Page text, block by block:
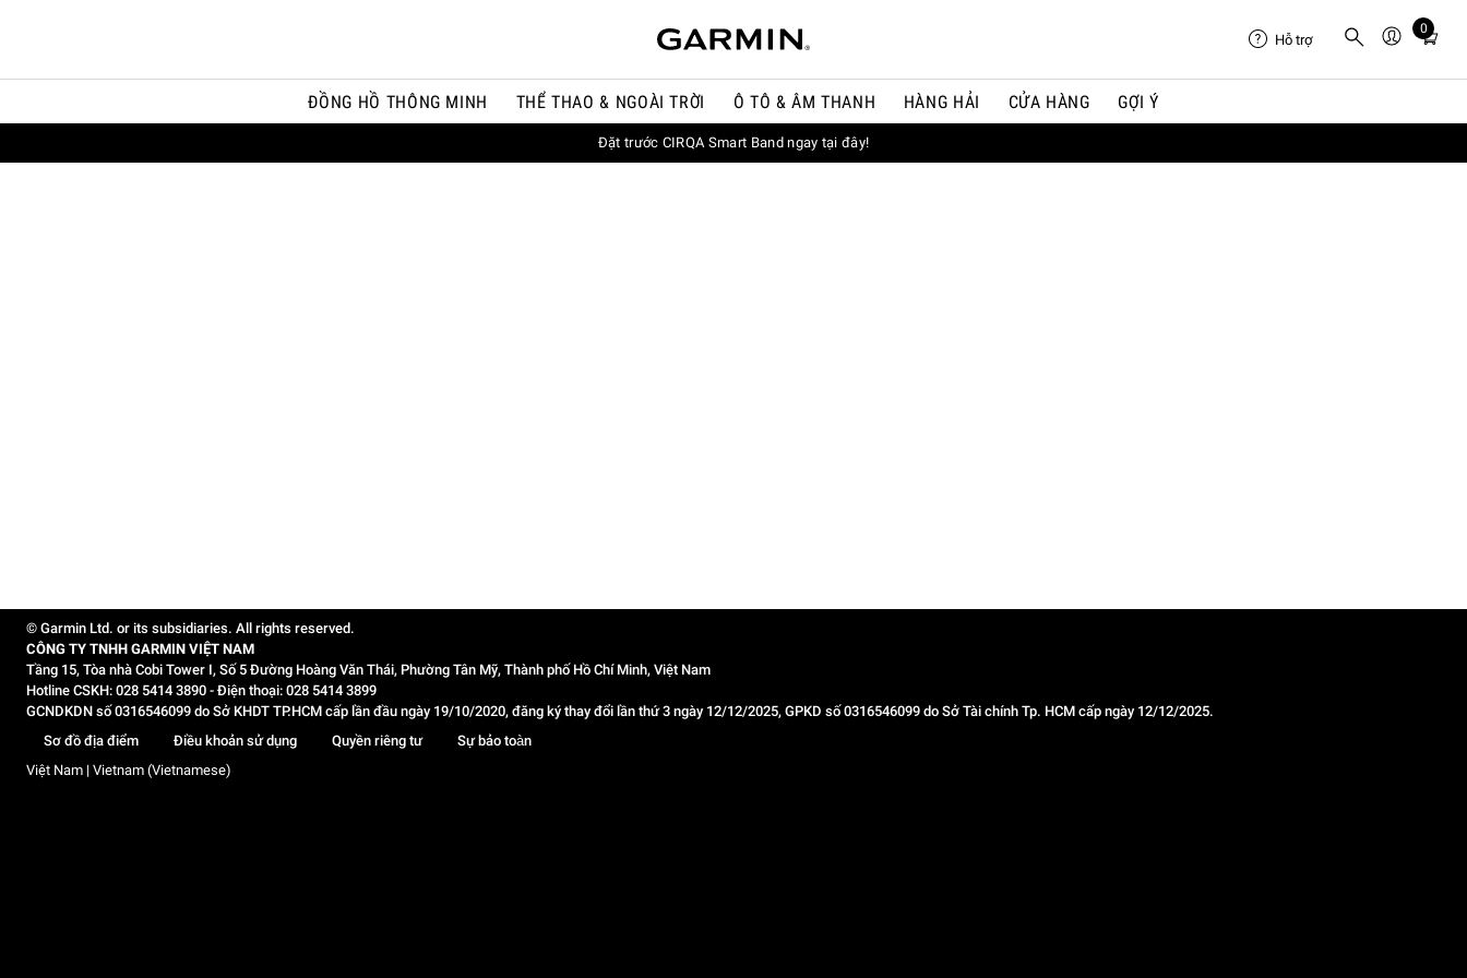
ĐỒNG HỒ THÔNG MINH THỂ THAO & NGOÀI TRỜI Ô TÔ & ÂM THANH HÀNG HẢI CỬA HÀNG GỢI Ý
Hỗ trợ
0
Total
in
Đặt trước CIRQA Smart Band ngay tại đây!
© Garmin Ltd. or its subsidiaries. All rights reserved.
CÔNG TY TNHH GARMIN VIỆT NAM
Tầng 15, Tòa nhà Cobi Tower I, Số 5 Đường Hoàng Văn Thái, Phường Tân Mỹ, Thành phố Hồ Chí Minh, Việt Nam
Hotline CSKH: 028 5414 3890 - Điện thoại: 028 5414 3899
GCNDKDN số 0316546099 do Sở KHDT TP.HCM cấp lần đầu ngày 19/10/2020, đăng ký thay đổi lần thứ 3 ngày 12/12/2025, GPKD số 0316546099 do Sở Tài chính Tp. HCM cấp ngày 12/12/2025.
Sơ đồ địa điểm
Điều khoản sử dụng Quyền riêng tư
Sự bảo toàn
Việt Nam | Vietnam (Vietnamese)